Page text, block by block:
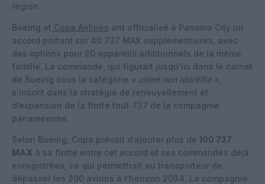
région.
Boeing et Copa Airlines ont officialisé à Panama City un
accord portant sur 40 737 MAX supplémentaires, avec
des options pour 20 appareils additionnels de la même
famille. La commande, qui figurait jusqu’ici dans le carnet
de Boeing sous la catégorie « client non identifié »,
s’inscrit dans la stratégie de renouvellement et
d’expansion de la flotte tout‑737 de la compagnie
panaméenne.
Selon Boeing, Copa prévoit d’ajouter plus de 100 737
MAX à sa flotte entre cet accord et ses commandes déjà
enregistrées, ce qui permettrait au transporteur de
dépasser les 200 avions à l’horizon 2034. La compagnie